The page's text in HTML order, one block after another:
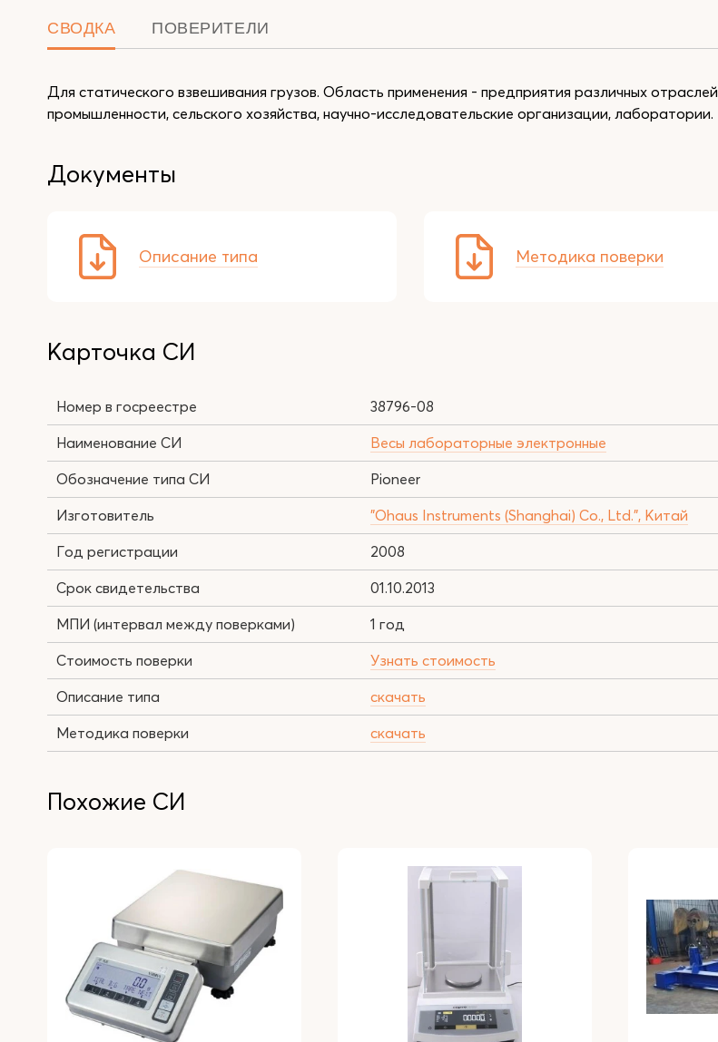
СВОДКА ПОВЕРИТЕЛИ
Для статического взвешивания грузов. Область применения - предприятия различных отраслей
промышленности, сельского хозяйства, научно-исследовательские организации, лаборатории.
Документы
Описание типа Методика поверки
Карточка СИ
Номер в госреестре
38796-08
Наименование СИ
Весы лабораторные электронные
Обозначение типа СИ
Pioneer
Изготовитель
"Ohaus Instruments (Shanghai) Co., Ltd.", Китай
Год регистрации
2008
Срок свидетельства
01.10.2013
МПИ (интервал между поверками)
1 год
Стоимость поверки
Узнать стоимость
Описание типа
скачать
Методика поверки
скачать
Похожие СИ